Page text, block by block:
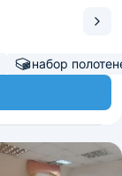
набор